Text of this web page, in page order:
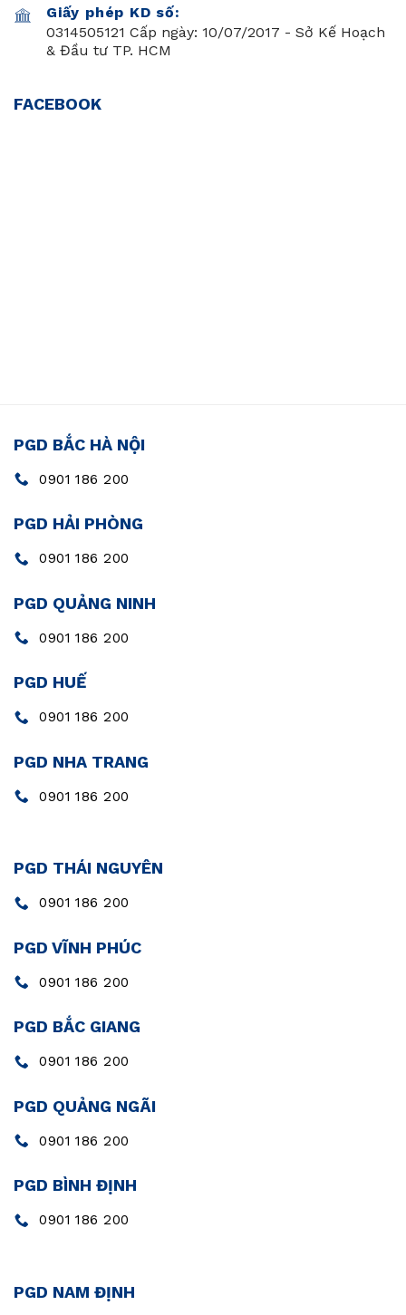
Giấy phép KD số:
0314505121 Cấp ngày: 10/07/2017 - Sở Kế Hoạch
& Đầu tư TP. HCM
FACEBOOK
PGD BẮC HÀ NỘI
0901 186 200
PGD HẢI PHÒNG
0901 186 200
PGD QUẢNG NINH
0901 186 200
PGD HUẾ
0901 186 200
PGD NHA TRANG
0901 186 200
PGD THÁI NGUYÊN
0901 186 200
PGD VĨNH PHÚC
0901 186 200
PGD BẮC GIANG
0901 186 200
PGD QUẢNG NGÃI
0901 186 200
PGD BÌNH ĐỊNH
0901 186 200
PGD NAM ĐỊNH